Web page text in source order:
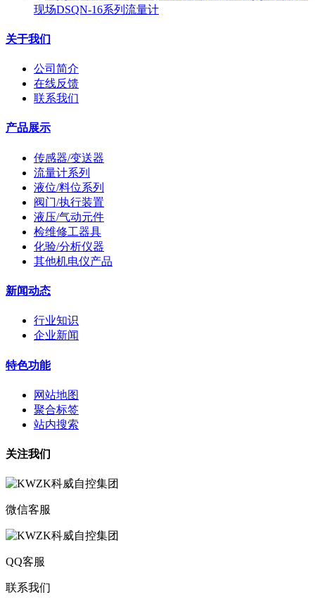
现场DSQN-16系列流量计
关于我们
公司简介
在线反馈
联系我们
产品展示
传感器/变送器
流量计系列
液位/料位系列
阀门/执行装置
液压/气动元件
检维修工器具
化验/分析仪器
其他机电仪产品
新闻动态
行业知识
企业新闻
特色功能
网站地图
聚合标签
站内搜索
关注我们
微信客服
QQ客服
联系我们